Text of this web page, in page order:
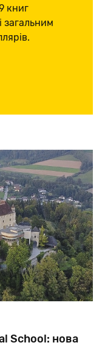
книг
загальним
School: нова